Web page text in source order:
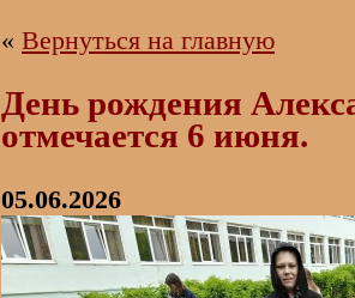
« Вернуться на главную
День рождения
отмечается 6 июня.
05.06.2026